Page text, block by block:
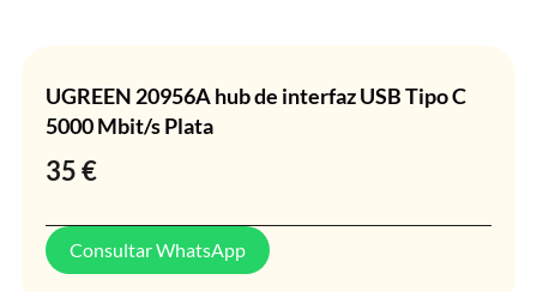
UGREEN 20956A hub de interfaz USB Tipo C
5000 Mbit/s Plata
35€
Consultar WhatsApp